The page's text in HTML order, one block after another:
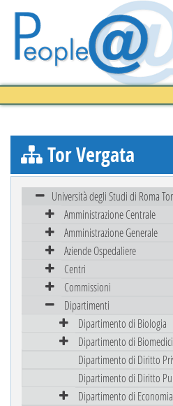
Tor Vergata
Università degli Studi di Roma
Amministrazione Centrale
Amministrazione Generale
Aziende Ospedaliere
Centri
Commissioni
Dipartimenti
Dipartimento di Biologia
Dipartimento di
Dipartimento di Diritto
Dipartimento di Diritto
Dipartimento di